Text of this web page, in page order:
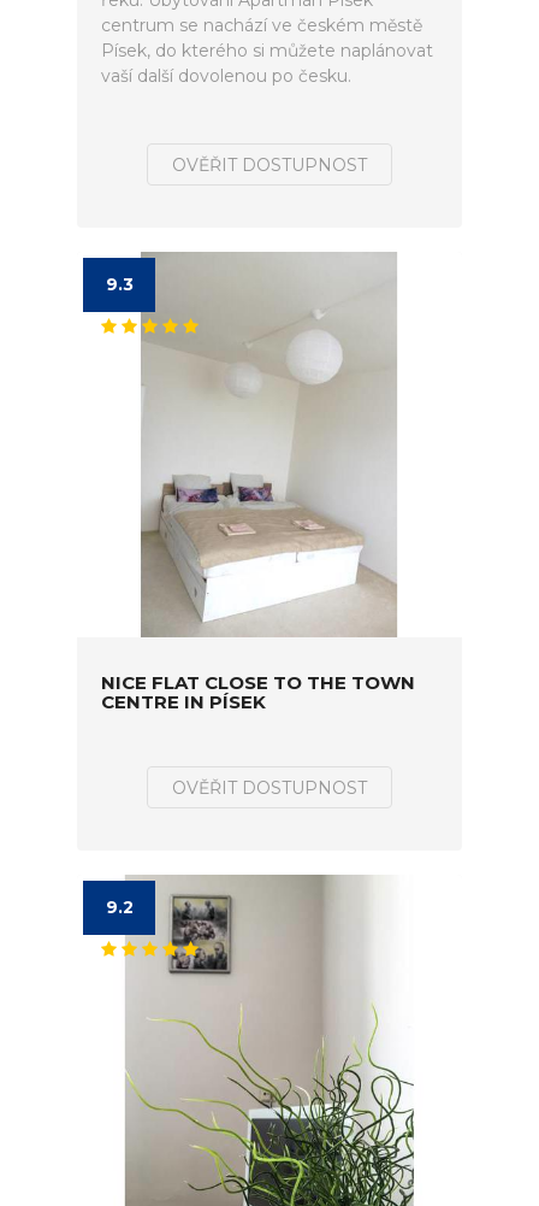
centrum se nachází ve českém městě
Písek, do kterého si můžete naplánovat
vaší další dovolenou po česku.
OVĚŘIT DOSTUPNOST
9.3
NICE FLAT CLOSE TO THE TOWN
CENTRE IN PÍSEK
OVĚŘIT DOSTUPNOST
9.2